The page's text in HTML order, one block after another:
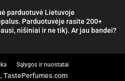
parduotuvė Lietuvoje
Parduotuvėje rasite 200+
nišiniai ir ne tik). Ar jau bandei?
Sąlygos ir nuostatai
TastePerfumes.com